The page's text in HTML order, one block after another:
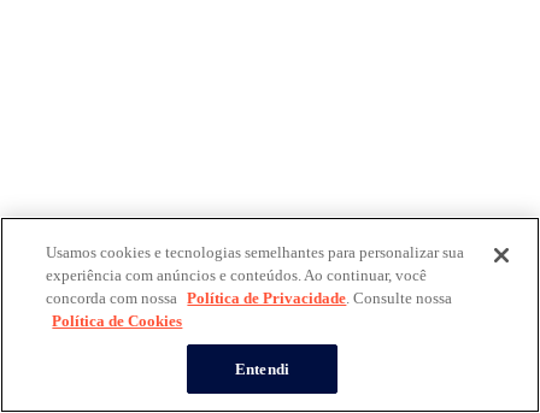
Usamos cookies e tecnologias semelhantes para personalizar sua
experiência com anúncios e conteúdos. Ao continuar, você
concorda com nossa Política de Privacidade. Consulte nossa
Política de Cookies
Entendi